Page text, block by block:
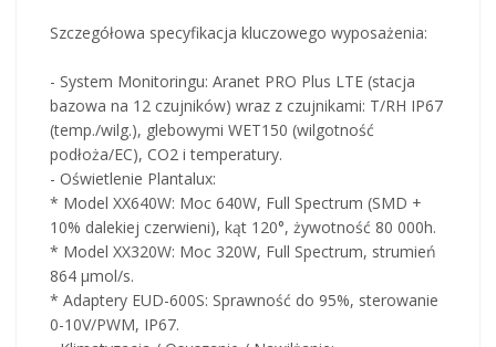
Szczegółowa specyfikacja kluczowego wyposażenia:
- System Monitoringu: Aranet PRO Plus LTE (stacja
bazowa na 12 czujników) wraz z czujnikami: T/RH IP67
(temp./wilg.), glebowymi WET150 (wilgotność
podłoża/EC), CO2 i temperatury.
- Oświetlenie Plantalux:
* Model XX640W: Moc 640W, Full Spectrum (SMD +
10% dalekiej czerwieni), kąt 120°, żywotność 80 000h.
* Model XX320W: Moc 320W, Full Spectrum, strumień
864 μmol/s.
* Adaptery EUD-600S: Sprawność do 95%, sterowanie
0-10V/PWM, IP67.